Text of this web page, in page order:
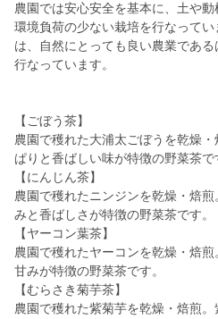
農園では安心安全を基本に、土や
環境負荷の少ない栽培を行なって
は、自然にとっても良い農業であ
行なっています。
【ごぼう茶】
農園で穫れた大浦太ごぼうを乾燥
ぱりと香ばしい味が特徴の野菜茶で
【にんじん茶】
農園で穫れたニンジンを乾燥・焙
みと香ばしさが特徴の野菜茶です。
【ヤーコン葉茶】
農園で穫れたヤーコンを乾燥・焙
甘みが特徴の野菜茶です。
【むらさき菊芋茶】
農園で穫れた紫菊芋を乾燥・焙煎